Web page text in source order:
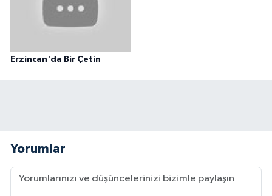
Erzincan'da Bir Çetin
Yorumlar